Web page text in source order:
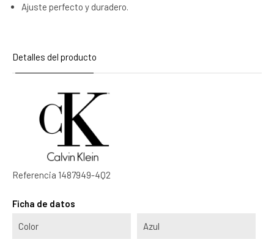
Ajuste perfecto y duradero.
Detalles del producto
Referencia 1487949-4Q2
Ficha de datos
Color Azul